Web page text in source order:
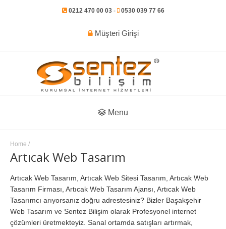
0212 470 00 03- 0530 039 77 66
Müşteri Girişi
Menu
Home /
Artıcak Web Tasarım
Artıcak Web Tasarım, Artıcak Web Sitesi Tasarım, Artıcak Web
Tasarım Firması, Artıcak Web Tasarım Ajansı, Artıcak Web
Tasarımcı arıyorsanız doğru adrestesiniz? Bizler Başakşehir
Web Tasarım ve Sentez Bilişim olarak Profesyonel internet
çözümleri üretmekteyiz. Sanal ortamda satışları artırmak,